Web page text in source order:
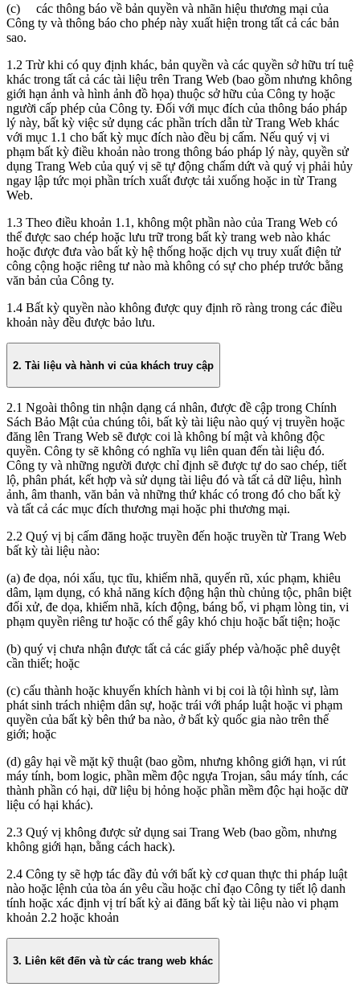
(c) các thông báo về bản quyền và nhãn hiệu thương mại của
Công ty và thông báo cho phép này xuất hiện trong tất cả các bản
sao.
1.2 Trừ khi có quy định khác, bản quyền và các quyền sở hữu trí tuệ
khác trong tất cả các tài liệu trên Trang Web (bao gồm nhưng không
giới hạn ảnh và hình ảnh đồ họa) thuộc sở hữu của Công ty hoặc
người cấp phép của Công ty. Đối với mục đích của thông báo pháp
lý này, bất kỳ việc sử dụng các phần trích dẫn từ Trang Web khác
với mục 1.1 cho bất kỳ mục đích nào đều bị cấm. Nếu quý vị vi
phạm bất kỳ điều khoản nào trong thông báo pháp lý này, quyền sử
dụng Trang Web của quý vị sẽ tự động chấm dứt và quý vị phải hủy
ngay lập tức mọi phần trích xuất được tải xuống hoặc in từ Trang
Web.
1.3 Theo điều khoản 1.1, không một phần nào của Trang Web có
thể được sao chép hoặc lưu trữ trong bất kỳ trang web nào khác
hoặc được đưa vào bất kỳ hệ thống hoặc dịch vụ truy xuất điện tử
công cộng hoặc riêng tư nào mà không có sự cho phép trước bằng
văn bản của Công ty.
1.4 Bất kỳ quyền nào không được quy định rõ ràng trong các điều
khoản này đều được bảo lưu.
2. Tài liệu và hành vi của khách truy cập
2.1 Ngoài thông tin nhận dạng cá nhân, được đề cập trong Chính
Sách Bảo Mật của chúng tôi, bất kỳ tài liệu nào quý vị truyền hoặc
đăng lên Trang Web sẽ được coi là không bí mật và không độc
quyền. Công ty sẽ không có nghĩa vụ liên quan đến tài liệu đó.
Công ty và những người được chỉ định sẽ được tự do sao chép, tiết
lộ, phân phát, kết hợp và sử dụng tài liệu đó và tất cả dữ liệu, hình
ảnh, âm thanh, văn bản và những thứ khác có trong đó cho bất kỳ
và tất cả các mục đích thương mại hoặc phi thương mại.
2.2 Quý vị bị cấm đăng hoặc truyền đến hoặc truyền từ Trang Web
bất kỳ tài liệu nào:
(a) đe dọa, nói xấu, tục tĩu, khiếm nhã, quyến rũ, xúc phạm, khiêu
dâm, lạm dụng, có khả năng kích động hận thù chủng tộc, phân biệt
đối xử, đe dọa, khiếm nhã, kích động, báng bổ, vi phạm lòng tin, vi
phạm quyền riêng tư hoặc có thể gây khó chịu hoặc bất tiện; hoặc
(b) quý vị chưa nhận được tất cả các giấy phép và/hoặc phê duyệt
cần thiết; hoặc
(c) cấu thành hoặc khuyến khích hành vi bị coi là tội hình sự, làm
phát sinh trách nhiệm dân sự, hoặc trái với pháp luật hoặc vi phạm
quyền của bất kỳ bên thứ ba nào, ở bất kỳ quốc gia nào trên thế
giới; hoặc
(d) gây hại về mặt kỹ thuật (bao gồm, nhưng không giới hạn, vi rút
máy tính, bom logic, phần mềm độc ngựa Trojan, sâu máy tính, các
thành phần có hại, dữ liệu bị hỏng hoặc phần mềm độc hại hoặc dữ
liệu có hại khác).
2.3 Quý vị không được sử dụng sai Trang Web (bao gồm, nhưng
không giới hạn, bằng cách hack).
2.4 Công ty sẽ hợp tác đầy đủ với bất kỳ cơ quan thực thi pháp luật
nào hoặc lệnh của tòa án yêu cầu hoặc chỉ đạo Công ty tiết lộ danh
tính hoặc xác định vị trí bất kỳ ai đăng bất kỳ tài liệu nào vi phạm
khoản 2.2 hoặc khoản
3. Liên kết đến và từ các trang web khác